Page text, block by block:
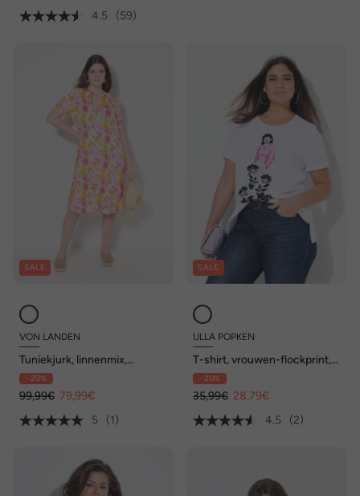
4.5
(59)
SALE
VON LANDEN
Tuniekjurk, linnenmix,
bloemen, opstaande kraag,
halve mouwen
- 20%
99,99€ 79,99€
5
(1)
SALE
ULLA POPKEN
T-shirt, vrouwen-flockprint,
ronde hals, halve mouwen
- 20%
35,99€ 28,79€
4.5
(2)